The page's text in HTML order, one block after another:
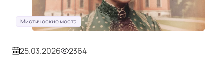
Мистические места
25.03.2026 2364